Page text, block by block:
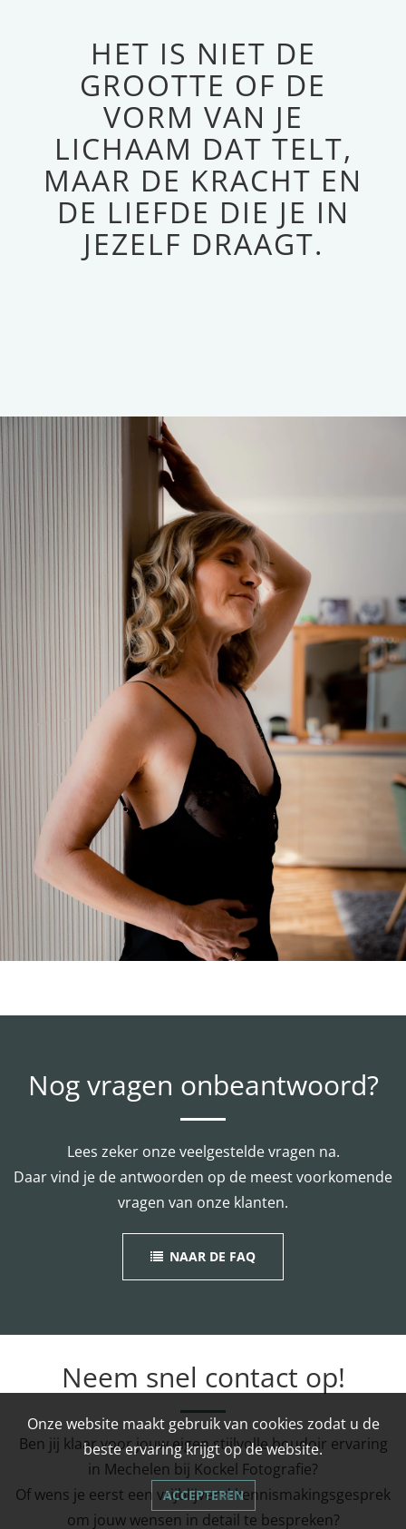
HET IS NIET DE
GROOTTE OF DE
VORM VAN JE
LICHAAM DAT TELT,
MAAR DE KRACHT EN
DE LIEFDE DIE JE IN
JEZELF DRAAGT.
Nog vragen onbeantwoord?
Lees zeker onze veelgestelde vragen na.
Daar vind je de antwoorden op de meest voorkomende
vragen van onze klanten.
NAAR DE FAQ
Neem snel contact op!
Ben jij klaar voor jouw eigen stijlvolle boudoir ervaring
in Mechelen bij Kockel Fotografie?
Of wens je eerst een vrijblijvend kennismakingsgesprek
om jouw wensen in detail te bespreken?
Onze website maakt gebruik van cookies zodat u de
beste ervaring krijgt op de website.
ACCEPTEREN